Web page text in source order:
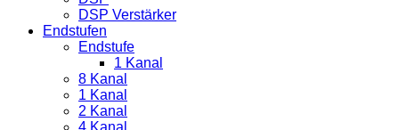
DSP Verstärker
Endstufen
Endstufe
1 Kanal
8 Kanal
1 Kanal
2 Kanal
4 Kanal